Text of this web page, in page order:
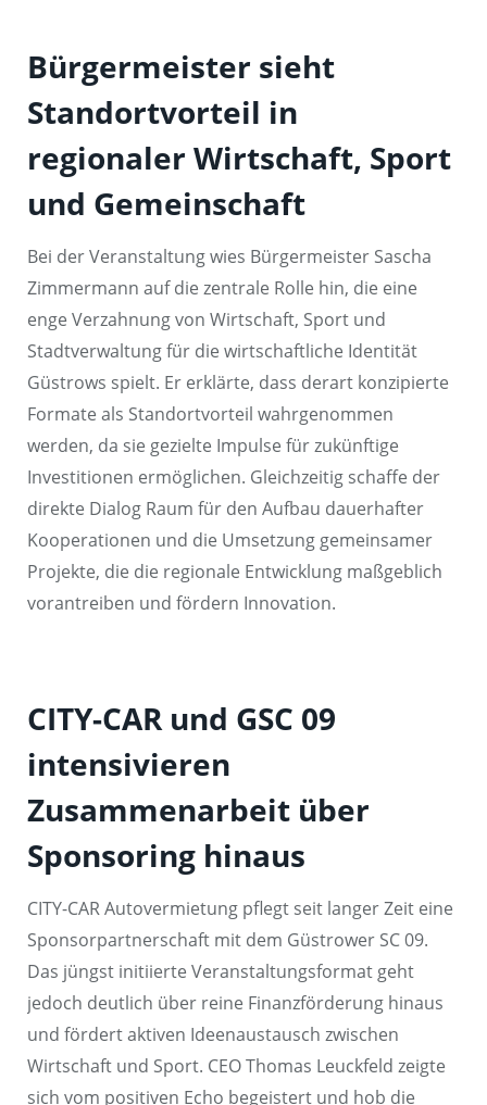
Bürgermeister sieht
Standortvorteil in
regionaler Wirtschaft, Sport
und Gemeinschaft
Bei der Veranstaltung wies Bürgermeister Sascha
Zimmermann auf die zentrale Rolle hin, die eine
enge Verzahnung von Wirtschaft, Sport und
Stadtverwaltung für die wirtschaftliche Identität
Güstrows spielt. Er erklärte, dass derart konzipierte
Formate als Standortvorteil wahrgenommen
werden, da sie gezielte Impulse für zukünftige
Investitionen ermöglichen. Gleichzeitig schaffe der
direkte Dialog Raum für den Aufbau dauerhafter
Kooperationen und die Umsetzung gemeinsamer
Projekte, die die regionale Entwicklung maßgeblich
vorantreiben und fördern Innovation.
CITY-CAR und GSC 09
intensivieren
Zusammenarbeit über
Sponsoring hinaus
CITY-CAR Autovermietung pflegt seit langer Zeit eine
Sponsorpartnerschaft mit dem Güstrower SC 09.
Das jüngst initiierte Veranstaltungsformat geht
jedoch deutlich über reine Finanzförderung hinaus
und fördert aktiven Ideenaustausch zwischen
Wirtschaft und Sport. CEO Thomas Leuckfeld zeigte
sich vom positiven Echo begeistert und hob die